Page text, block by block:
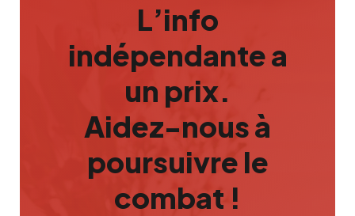
L’info
indépendante a
un prix.
Aidez-nous à
poursuivre le
combat !